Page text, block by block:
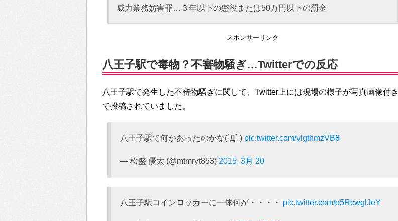
威力業務妨害罪…３年以下の懲役または50万円以下の罰金
スポンサーリンク
八王子駅で毒物？不審物騒ぎ…Twitterでの反応
八王子駅で発生した不審物騒ぎに関して、Twitter上には現場の様子が写真画像付き
で投稿されていました。
八王子駅で何かあったのかな(´Д` ) pic.twitter.com/vlgthmzVB8
— 松盛 優太 (@mtmryt853) 2015, 3月 20
八王子駅コインロッカーに一体何が・・・・ pic.twitter.com/o5RcwglJeY